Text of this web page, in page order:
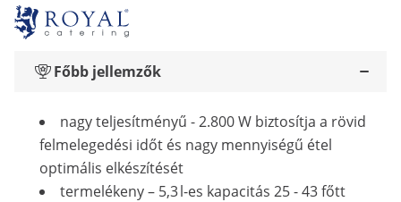
Főbb jellemzők
nagy teljesítményű - 2.800 W biztosítja a rövid
felmelegedési időt és nagy mennyiségű étel
optimális elkészítését
termelékeny – 5,3 l-es kapacitás 25 - 43 főtt